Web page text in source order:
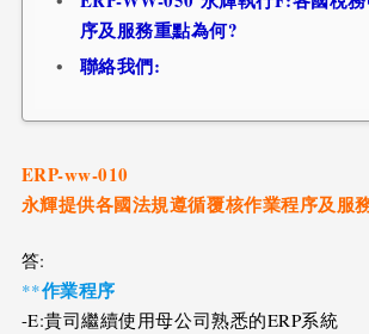
序及服務重點為何?
聯絡我們:
ERP-ww-010
永輝提供各國法規遵循覆核作業程序及服
答:
**作業程序
-E:貴司繼續使用母公司熟悉的ERP系統